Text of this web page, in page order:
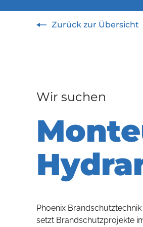
Zurück zur Übersicht
Wir suchen
Phoenix
setzt Brandschutzprojekte